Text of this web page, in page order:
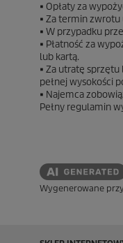
■ Opłaty za
■ Za termin
■ W przypadku
■ Płatność za
lub kartą.
■ Za utratę
pełnej wysokości
■ Najemca
Pełny regulamin
Wygenerowane